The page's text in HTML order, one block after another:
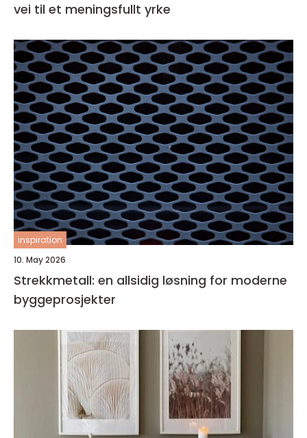
vei til et meningsfullt yrke
inspiration
10. May 2026
Strekkmetall: en allsidig løsning for moderne
byggeprosjekter